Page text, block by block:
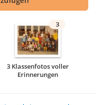
3
3 Klassenfotos voller
Erinnerungen